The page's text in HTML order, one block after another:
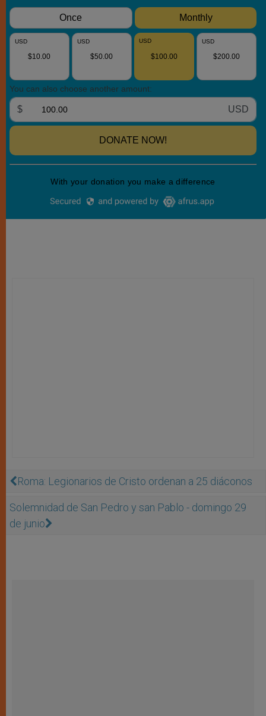
Roma: Legionarios de Cristo ordenan a 25 diáconos
Solemnidad de San Pedro y san Pablo - domingo 29
de junio